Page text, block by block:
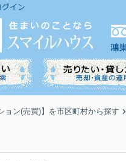
ョン(売買)】を市区町村から探す